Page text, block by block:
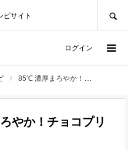
ピサイト
ログイン
85℃ 濃厚まろやか！チョコプリン
やか！チョコプリ